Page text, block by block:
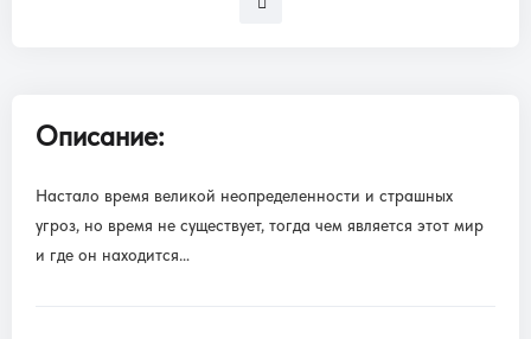
Описание:
Настало время великой неопределенности и страшных
угроз, но время не существует, тогда чем является этот мир
и где он находится…